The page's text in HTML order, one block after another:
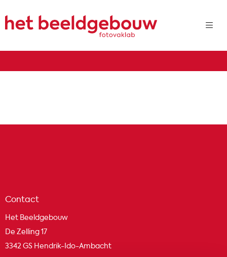
Contact
Het Beeldgebouw
De Zelling 17
3342 GS Hendrik-Ido-Ambacht